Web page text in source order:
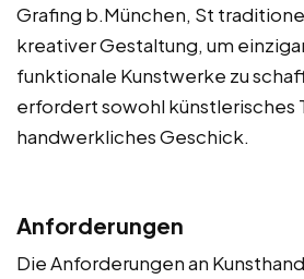
Grafing b.München, St
kreativer Gestaltung, um
funktionale Kunstwerke zu
erfordert sowohl künstlerisches
handwerkliches Geschick.
Anforderungen
Die Anforderungen an